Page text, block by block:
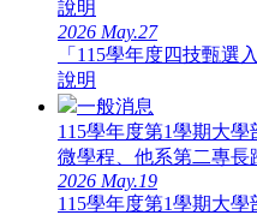
說明
2026 May.27
「115學年度四技甄選
說明
一般消息
115學年度第1學期大
微學程、他系第二專長
2026 May.19
115學年度第1學期大